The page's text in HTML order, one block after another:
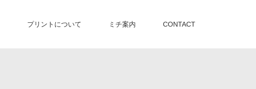
プリントについて ミチ案内 CONTACT